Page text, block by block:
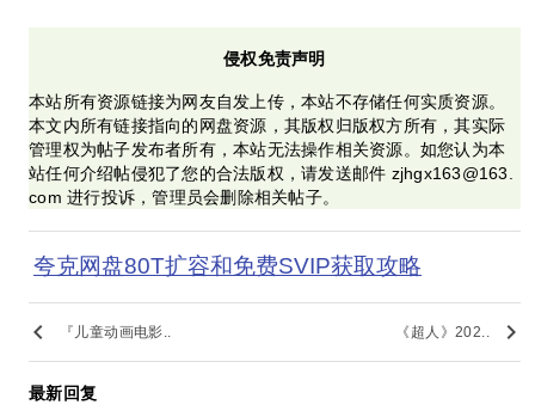
侵权免责声明
本站所有资源链接为网友自发上传，本站不存储任何实质资源。
本文内所有链接指向的网盘资源，其版权归版权方所有，其实际
管理权为帖子发布者所有，本站无法操作相关资源。如您认为本
站任何介绍帖侵犯了您的合法版权，请发送邮件 zjhgx163@163.
com 进行投诉，管理员会删除相关帖子。
夸克网盘80T扩容和免费SVIP获取攻略
keyboard_arrow_left 『儿童动画电影.. 《超人》202.. keyboard_arrow_right
最新回复